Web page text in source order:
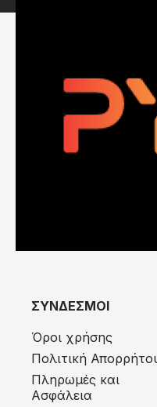
ΣΥΝΔΕΣΜΟΙ
Όροι χρήσης
Πολιτική
Πληρωμές και
Ασφάλεια